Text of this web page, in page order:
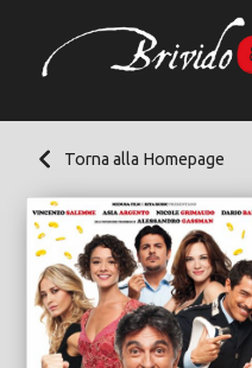
Torna alla Homepage